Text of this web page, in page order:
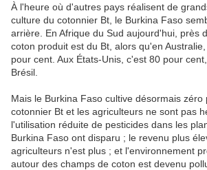
À l'heure où d'autres pays réalisent de
culture du cotonnier Bt, le Burkina Faso
arrière. En Afrique du Sud aujourd'hui, près
coton produit est du Bt, alors qu'en
pour cent. Aux États-Unis, c'est 80 pour
Brésil.
Mais le Burkina Faso cultive désormais zéro
cotonnier Bt et les agriculteurs ne sont pas
l'utilisation réduite de pesticides dans les
Burkina Faso ont disparu ; le revenu plus
agriculteurs n'est plus ; et l'environnement
autour des champs de coton est devenu